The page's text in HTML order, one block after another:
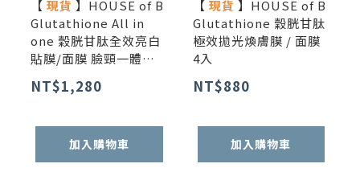
【 現貨 】HOUSE of B
Glutathione All in
one 穀胱甘肽全效亮白
貼膜/面膜 臉頸一體強
效組 3入
NT$1,280
加入購物車
【 現貨 】HOUSE of B
Glutathione 穀胱甘肽
極效拋光煥膚膜 / 面膜
4入
NT$880
加入購物車